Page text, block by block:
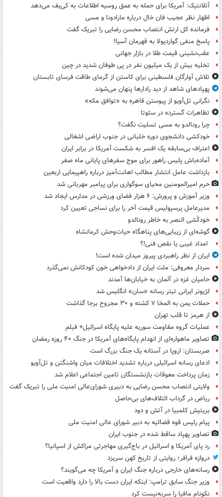
آتلانتیک: آمریکا برای حمله به عمق روسیه اطلاعات به کی‌یف می‌دهد
اظهار نظر عجیب فان خال درباره مارادونا و مسی
فرمانده کل ارتش انتصاب محسن رضایی را تبریک گفت
پاسخ منفی گواردیولا به قهرمان آسیا!
عقب‌نشینی قیمت طلا در بازار جهانی
تخلیه بیش از یک میلیون نفر در پی طوفان شدید در چین
تلاش آوارگان فلسطینی برای کاستن از گرمای طاقت فرسای تابستان
پهپادهای شاهد از دید رادارها پنهان می‌شوند
نگرانی تل‌آویو از پیوستن قاهره به «توافق مکه»
تظاهرات گسترده در سئوتا
چرا رونالدو به مسی تسلیت نگفت؟
خودکشی دانشجوی دوره خلبانی در جنوب اراضی اشغالی
اعتراف بی‌سابقه یک افسر به شکست آمریکا در برابر ایران
آماده‌باش پلیس راهور برای موج سفرهای پایانی ماه صفر
بازداشت عامل انتشار مطالب اهانت‌آمیز درباره راهپیمایی اربعین
حرم امیرالمومنین محیای سوگواری برای پیامبر مهربانی شد
وزیر آموزش و پرورش: ۶ هزار فضای ورزشی در مدارس ایجاد شد
مدیرعامل پرسپولیس قیمت آخر را برای نساجی تعیین کرد
خودکُشی النصر به خاطر رونالدو
گوشه‌ای از زیبایی‌های پناهگاه‌ حیات‌وحش کرمانشاه
امداد غیبی یا نقص فنی!؟
ایران از نظر راهبردی پیروز میدان شده است!
سردار معروفی: ملت ایران از دادخواهی خون کودکانش نمی‌گذرد
حامیان غزه در آلمان به خیابان‌ها آمدند
لژیونر ایرانی تیتر رسانه «سان» انگلیس شد
حملات یمن به المخا ۷ کشته و ۳۰ مجروح برجا گذاشت
از هرمز تا قلب تهران
عملیات گروه مقاومت سوریه علیه پایگاه اسرائیل+ فیلم
تصاویر ماهواره‌ای از انهدام پایگاه‌های آمریکا در جنگ ۴۰ روزه رمضان
صربستان: اروپا در آستانه یک جنگ بزرگ است
ادعای رسانه اسرائیلی درباره تشدید اختلافات میان واشنگتن و تل‌آویو
زمان پرداخت معوقات بازنشستگان تامین اجتماعی اعلام شد
ولایتی انتصاب محسن رضایی به دبیری شورای‌عالی امنیت ملی را تبریک گفت
ریاض در گرداب ائتلاف‌های بی‌حاصل
بریتیش کلمبیا در آتش و دود
پیام رئیس قوه قضائیه به دبیر شورای عالی امنیت ملی
تصاویر پهپاد ساقط شده در جنوب ایران
رد پای آمریکا و اسرائیل در باج‌گیری مهاجرتی مراکش از اسپانیا؟
دروازه فرافر؛ روایتی از تاریخ کهن سریزد
رسانه‌های خارجی درباره جنگ ایران و آمریکا چه می‌گویند؟
وزیر جنگ سابق ترامپ: اینکه ایران دست بالا را دارد واقعیت است
نکونام مافیا را سربه‌نیست کرد